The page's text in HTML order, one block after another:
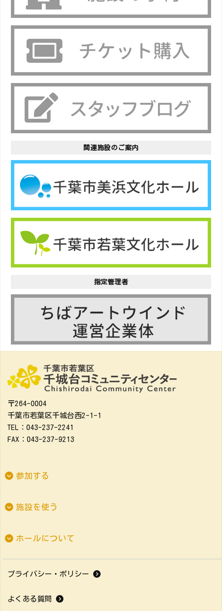
関連施設のご案内
指定管理者
〒264-0004
千葉市若葉区千城台西2-1-1
TEL：043-237-2241
FAX：043-237-9213
参加する
施設を使う
ホールについて
プライバシー・ポリシー
よくある質問